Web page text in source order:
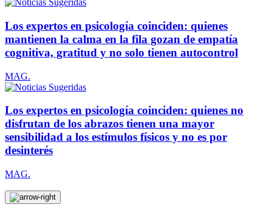
Los expertos en psicología coinciden: quienes
mantienen la calma en la fila gozan de empatía
cognitiva, gratitud y no solo tienen autocontrol
MAG.
Los expertos en psicología coinciden: quienes no
disfrutan de los abrazos tienen una mayor
sensibilidad a los estímulos físicos y no es por
desinterés
MAG.